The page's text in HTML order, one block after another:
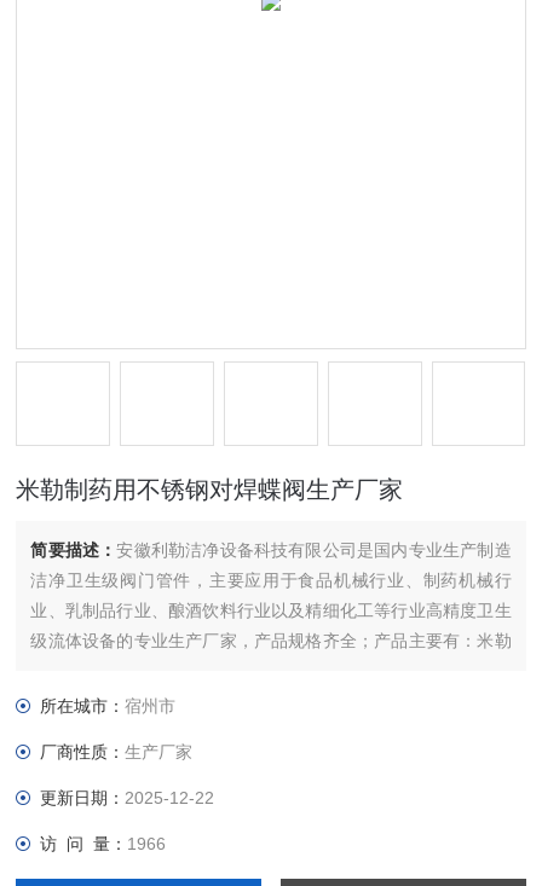
米勒制药用不锈钢对焊蝶阀生产厂家
简要描述：安徽利勒洁净设备科技有限公司是国内专业生产制造
洁净卫生级阀门管件，主要应用于食品机械行业、制药机械行
业、乳制品行业、酿酒饮料行业以及精细化工等行业高精度卫生
级流体设备的专业生产厂家，产品规格齐全；产品主要有：米勒
兰，真空管件，真空弯头，真空三通，真空大小头，ISO法兰，
所在城市：宿州市
厂商性质：生产厂家
更新日期： 2025-12-22
访 问 量： 1966